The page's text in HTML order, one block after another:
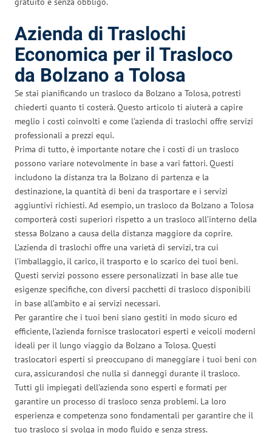
Azienda di Traslochi
Economica per il Trasloco
da Bolzano a Tolosa
Se stai pianificando un trasloco da Bolzano a Tolosa, potresti
chiederti quanto ti costerà. Questo articolo ti aiuterà a capire
meglio i costi coinvolti e come l’azienda di traslochi offre servizi
professionali a prezzi equi.
Prima di tutto, è importante notare che i costi di un trasloco
possono variare notevolmente in base a vari fattori. Questi
includono la distanza tra la Bolzano di partenza e la
destinazione, la quantità di beni da trasportare e i servizi
aggiuntivi richiesti. Ad esempio, un trasloco da Bolzano a Tolosa
comporterà costi superiori rispetto a un trasloco all’interno della
stessa Bolzano a causa della distanza maggiore da coprire.
L’azienda di traslochi offre una varietà di servizi, tra cui
l’imballaggio, il carico, il trasporto e lo scarico dei tuoi beni.
Questi servizi possono essere personalizzati in base alle tue
esigenze specifiche, con diversi pacchetti di trasloco disponibili
in base all’ambito e ai servizi necessari.
Per garantire che i tuoi beni siano gestiti in modo sicuro ed
efficiente, l’azienda fornisce traslocatori esperti e veicoli moderni
ideali per il lungo viaggio da Bolzano a Tolosa. Questi
traslocatori esperti si preoccupano di maneggiare i tuoi beni con
cura, assicurandosi che nulla si danneggi durante il trasloco.
Tutti gli impiegati dell’azienda sono esperti e formati per
garantire un processo di trasloco senza problemi. La loro
esperienza e competenza sono fondamentali per garantire che il
tuo trasloco si svolga in modo fluido e senza stress.